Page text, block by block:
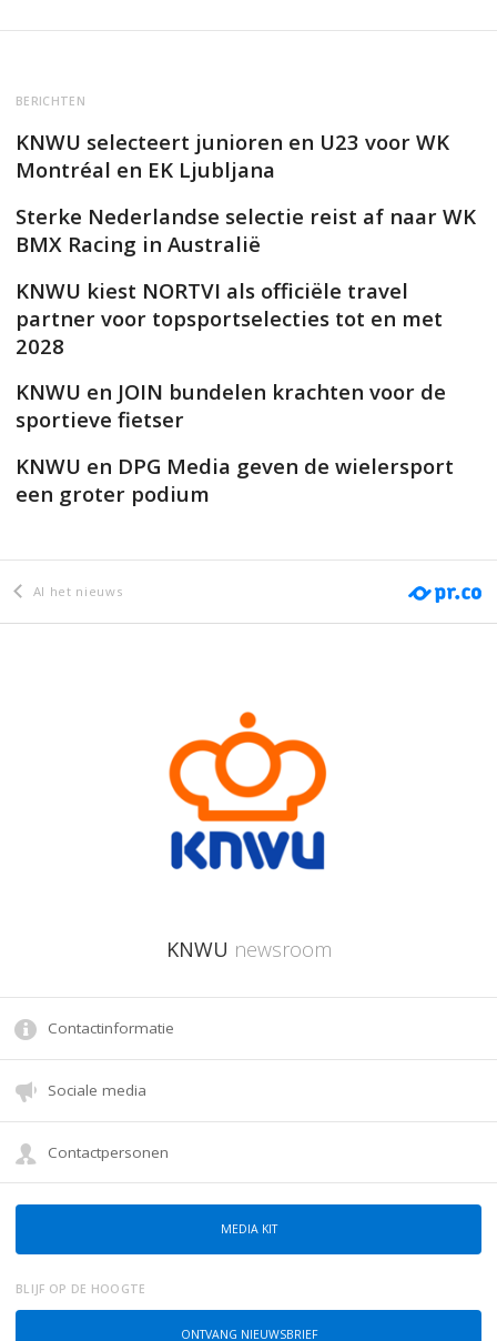
BERICHTEN
KNWU selecteert junioren en U23 voor WK
Montréal en EK Ljubljana
Sterke Nederlandse selectie reist af naar WK
BMX Racing in Australië
KNWU kiest NORTVI als officiële travel
partner voor topsportselecties tot en met
2028
KNWU en JOIN bundelen krachten voor de
sportieve fietser
KNWU en DPG Media geven de wielersport
een groter podium
Al het nieuws
KNWU newsroom
Contactinformatie
Sociale media
Contactpersonen
MEDIA KIT
BLIJF OP DE HOOGTE
ONTVANG NIEUWSBRIEF